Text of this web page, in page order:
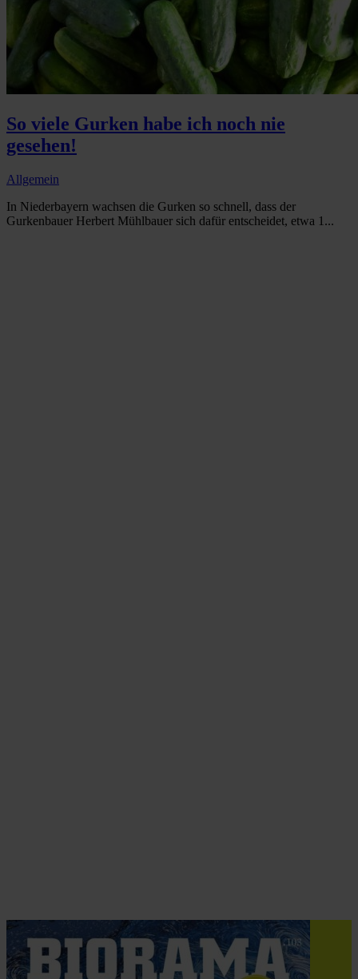
So viele Gurken habe ich noch nie
gesehen!
Allgemein
In Niederbayern wachsen die Gurken so schnell, dass der
Gurkenbauer Herbert Mühlbauer sich dafür entscheidet, etwa 1...